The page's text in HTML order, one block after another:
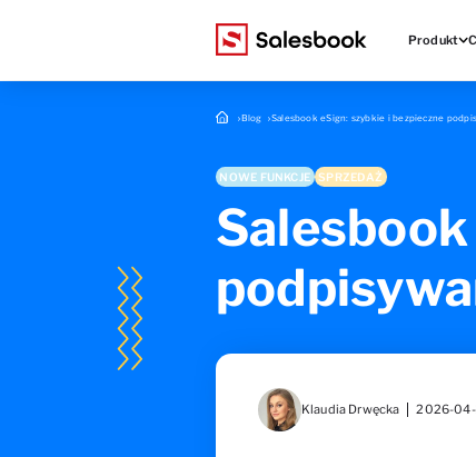
Produkt
Blog Salesbook eSign: szybkie i bezpieczne
NOWE FUNKCJE SPRZEDAŻ
Klaudia Drwęcka 2026-04-